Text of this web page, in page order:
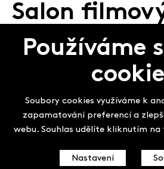
Salon
klapek
Používáme
Soubory cookies využíváme k
zapamatování preferencí a
webu. Souhlas udělíte kliknutím
Nastavení